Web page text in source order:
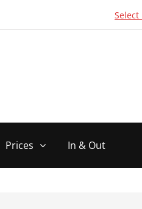
Select
Prices In & Out